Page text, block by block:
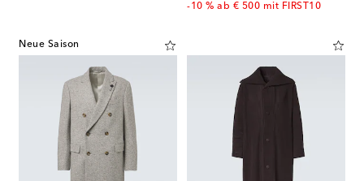
-10 % ab € 500 mit FIRST10
Neue Saison